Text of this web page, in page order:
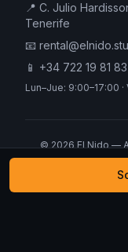
📍 C. Julio
Tenerife
📧
📱 +34 722 19 81 83
Lun–Jue: 9:00–17:00
© 2026 El Nido —